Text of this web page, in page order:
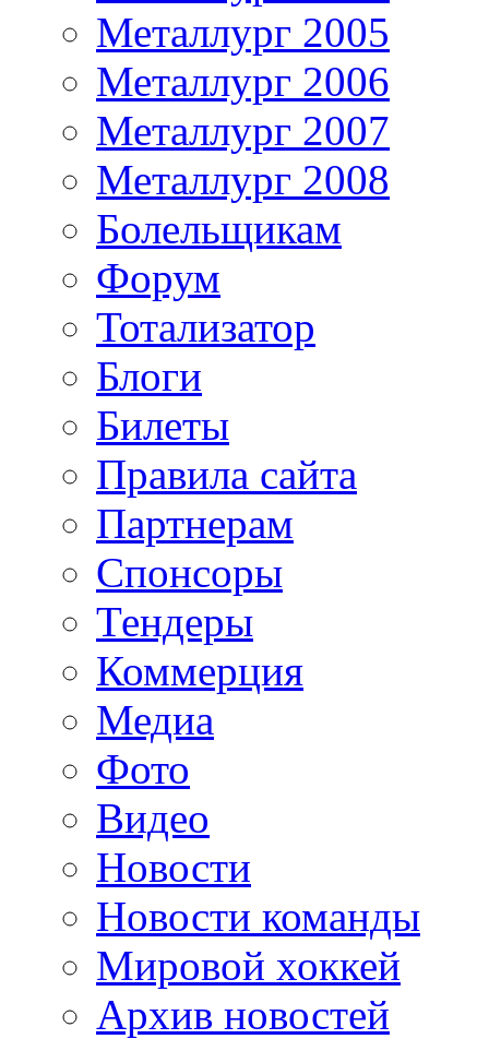
Металлург 2005
Металлург 2006
Металлург 2007
Металлург 2008
Болельщикам
Форум
Тотализатор
Блоги
Билеты
Правила сайта
Партнерам
Спонсоры
Тендеры
Коммерция
Медиа
Фото
Видео
Новости
Новости команды
Мировой хоккей
Архив новостей